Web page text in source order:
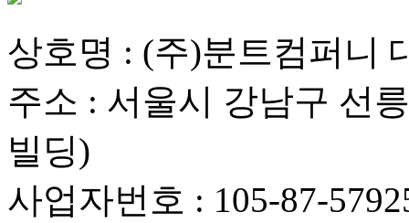
상호명 : (주)분트컴퍼니
주소 : 서울시 강남구 선
빌딩)
사업자번호 : 105-87-